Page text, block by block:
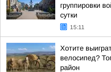
группировки
сутки
15:11
Хотите
велосипед?
район